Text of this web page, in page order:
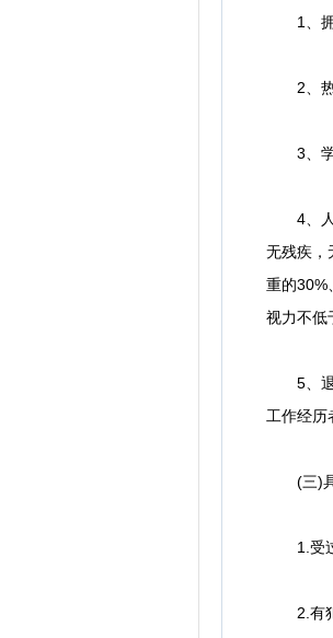
1、拥
2、热
3、学
4、人
无残疾，
重的30%
视力不低
5、退
工作经历
(三)具
1.受过
2.有犯